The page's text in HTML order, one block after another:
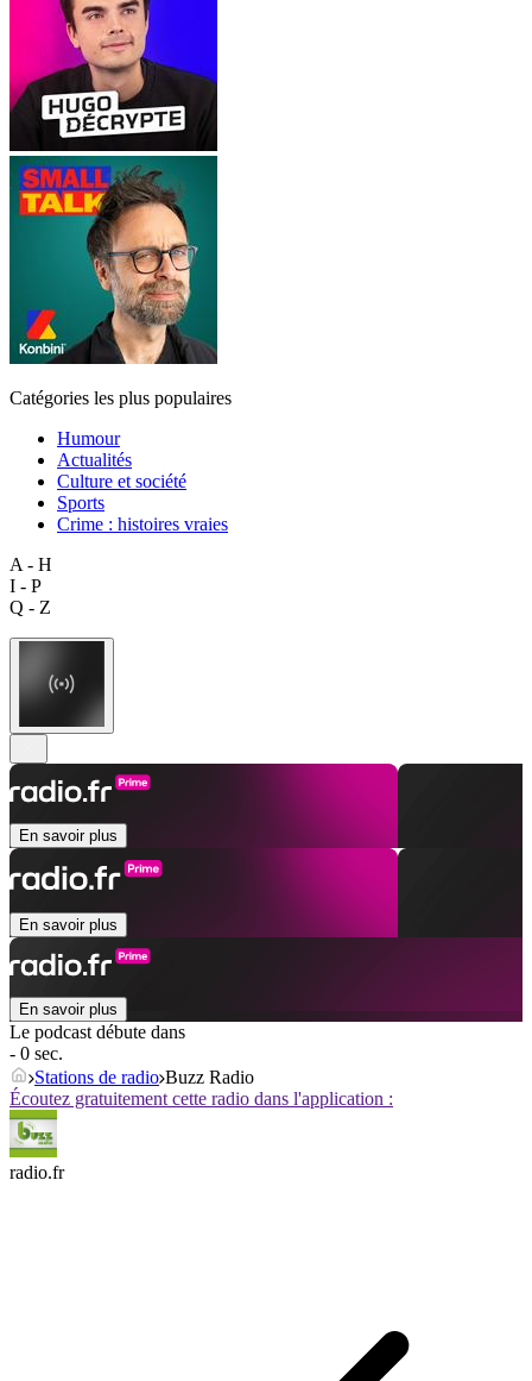
Catégories les plus populaires
Humour
Actualités
Culture et société
Sports
Crime : histoires vraies
A - H
I - P
Q - Z
En savoir plus
En savoir plus
En savoir plus
Le podcast débute dans
- 0 sec.
Stations de radio Buzz Radio
Écoutez gratuitement cette radio dans l'application :
radio.fr